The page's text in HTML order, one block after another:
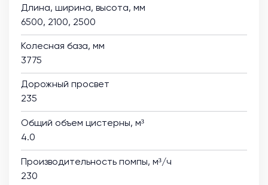
Длина, ширина, высота, мм
6500, 2100, 2500
Колесная база, мм
3775
Дорожный просвет
235
Общий объем цистерны, м³
4.0
Производительность помпы, м³/ч
230